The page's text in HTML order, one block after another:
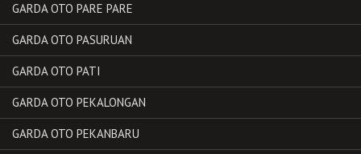
GARDA OTO PARE PARE
GARDA OTO PASURUAN
GARDA OTO PATI
GARDA OTO PEKALONGAN
GARDA OTO PEKANBARU